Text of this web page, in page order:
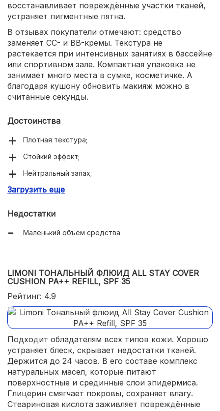
восстанавливает повреждённые участки тканей,
устраняет пигментные пятна.
В отзывах покупатели отмечают: средство
заменяет CC- и BB-кремы. Текстура не
растекается при интенсивных занятиях в бассейне
или спортивном зале. Компактная упаковка не
занимает много места в сумке, косметичке. А
благодаря кушону обновить макияж можно в
считанные секунды.
Достоинства
Плотная текстура;
Стойкий эффект;
Нейтральный запах;
Удобный флакон;
Загрузить еще
Недостатки
Маленький объём средства.
LIMONI ТОНАЛЬНЫЙ ФЛЮИД ALL STAY COVER
CUSHION PA++ REFILL, SPF 35
Рейтинг: 4.9
Подходит обладателям всех типов кожи. Хорошо
устраняет блеск, скрывает недостатки тканей.
Держится до 24 часов. В его составе комплекс
натуральных масел, которые питают
поверхностные и срединные слои эпидермиса.
Глицерин смягчает покровы, сохраняет влагу.
Стеариновая кислота заживляет повреждённые